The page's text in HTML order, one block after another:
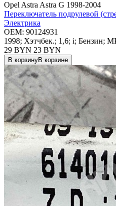
Opel Astra Astra G 1998-2004
Переключатель подрулевой
Электрика
OEM: 90124931
1998; Хэтчбек.; 1,6; i; Бензин;
29 BYN 23 BYN
В корзинуВ корзине